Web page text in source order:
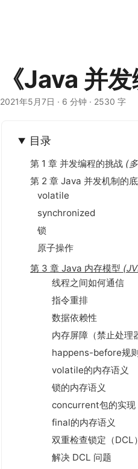
《Java 并
2021年5月7日 · 6 分钟 · 2530 字
目录
第 1 章 并发编程的挑战 (
第 2 章 Java 并发机制的
volatile
synchronized
锁
原子操作
第 3 章 Java 内存模型
线程之间如何通信
指令重排
数据依赖性
内存屏障（禁止处理
happens-before规则
volatile的内存语义
锁的内存语义
concurrent包的实现
final的内存语义
双重检查锁定（DCL
解决 DCL 问题